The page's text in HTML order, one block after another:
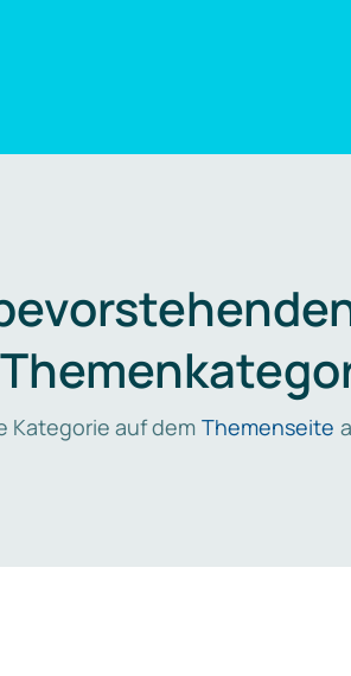
Kategorie auf dem Themenseite